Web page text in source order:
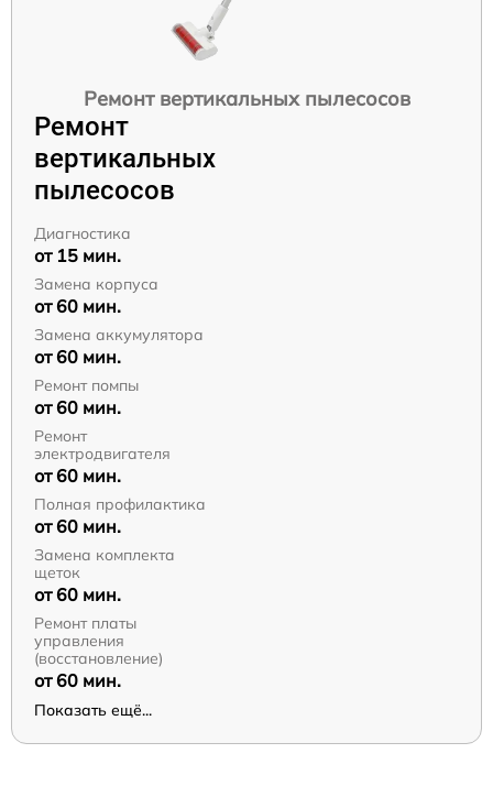
Ремонт вертикальных пылесосов
Ремонт
вертикальных
пылесосов
Диагностика
от 15 мин.
Замена корпуса
от 60 мин.
Замена аккумулятора
от 60 мин.
Ремонт помпы
от 60 мин.
Ремонт
электродвигателя
от 60 мин.
Полная профилактика
от 60 мин.
Замена комплекта
щеток
от 60 мин.
Ремонт платы
управления
(восстановление)
от 60 мин.
Показать ещё...